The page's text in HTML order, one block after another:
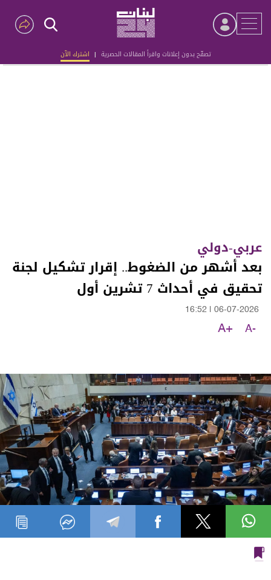
تصفّح بدون إعلانات واقرأ المقالات الحصرية | اشترك الآن
Advertisement
عربي-دولي
بعد أشهر من الضغوط.. إقرار تشكيل لجنة
تحقيق في أحداث 7 تشرين أول
06-07-2026
16:52
A-
A+